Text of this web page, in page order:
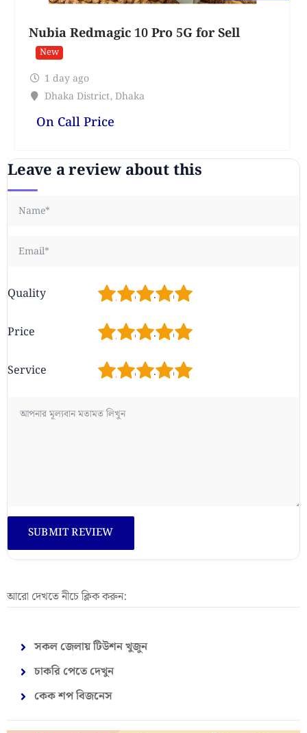
Nubia Redmagic 10 Pro 5G for Sell
New
1 day ago
Dhaka District, Dhaka
On Call Price
Leave a review about this
Quality 5
4
3
2
Price 5
4
3
2
Service 5
4
3
2
আরো দেখতে নীচে ক্লিক করুন:
সকল জেলায় টিউশন খুজুন
চাকরি পেতে দেখুন
কেক শপ বিজনেস